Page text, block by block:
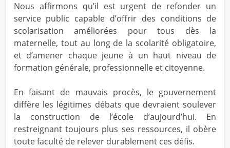
Nous affirmons qu’il est urgent de refonder un
service public capable d’offrir des conditions de
scolarisation améliorées pour tous dès la
maternelle, tout au long de la scolarité obligatoire,
et d’amener chaque jeune à un haut niveau de
formation générale, professionnelle et citoyenne.
En faisant de mauvais procès, le gouvernement
diffère les légitimes débats que devraient soulever
la construction de l’école d’aujourd’hui. En
restreignant toujours plus ses ressources, il obère
toute faculté de relever durablement ces défis.